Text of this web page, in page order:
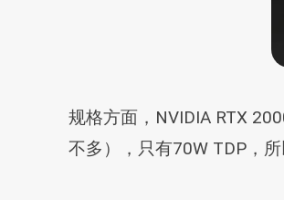
规格方面，NVIDIA RTX
不多），只有70W TDP，所